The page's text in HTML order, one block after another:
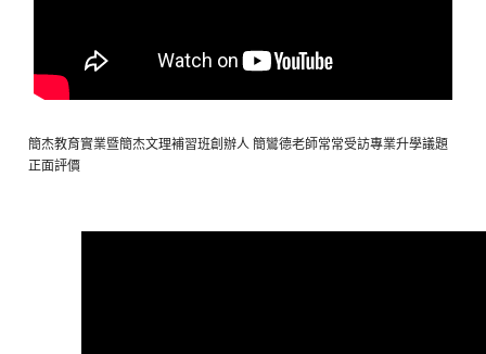
簡杰教育實業暨簡杰文理補習班創辦人 簡鸞德老師常常受訪專業升學議題
正面評價